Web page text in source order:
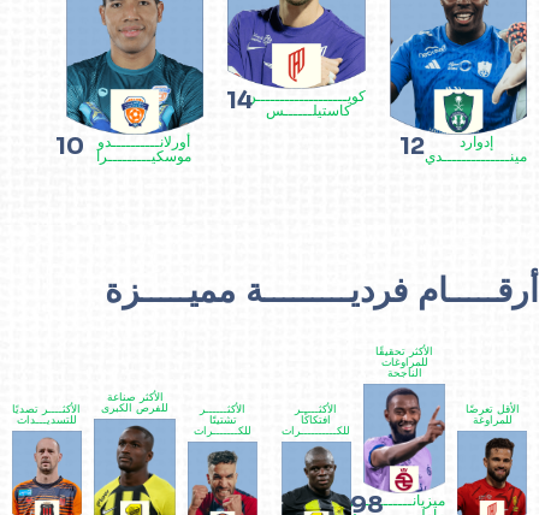
إدوارد
مينــــــــــــــدي12
كويـــــــــــــــــــن
كاستيلــــــس
14
أورلانــــــــــدو
موسكيـــــــــرا
10
أرقـــــام فرديـــــــــة مميـــــزة
الأقل تعرضًا
للمراوغة
الأكثر تحقيقًا
للمراوغات
الناجحة
ميزيانــــــــــــي
98
الأكثـــــر
افتكاكًا
للكــــــــــرات
الأكثــــــر
تشتيتًا
للكـــــــرات
الأكثر صناعة
للفرص الكبرى
الأكثــــر تصديًا
للتسديـــدات